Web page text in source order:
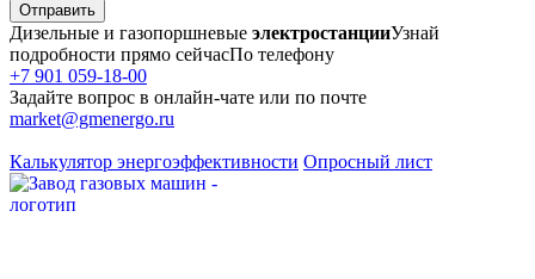
Отправить
Дизельные и газопоршневые электростанцииУзнай
подробности прямо сейчасПо телефону
+7 901 059-18-00
Задайте вопрос в онлайн-чате или по почте
market@gmenergo.ru
Калькулятор энергоэффективности Опросный лист